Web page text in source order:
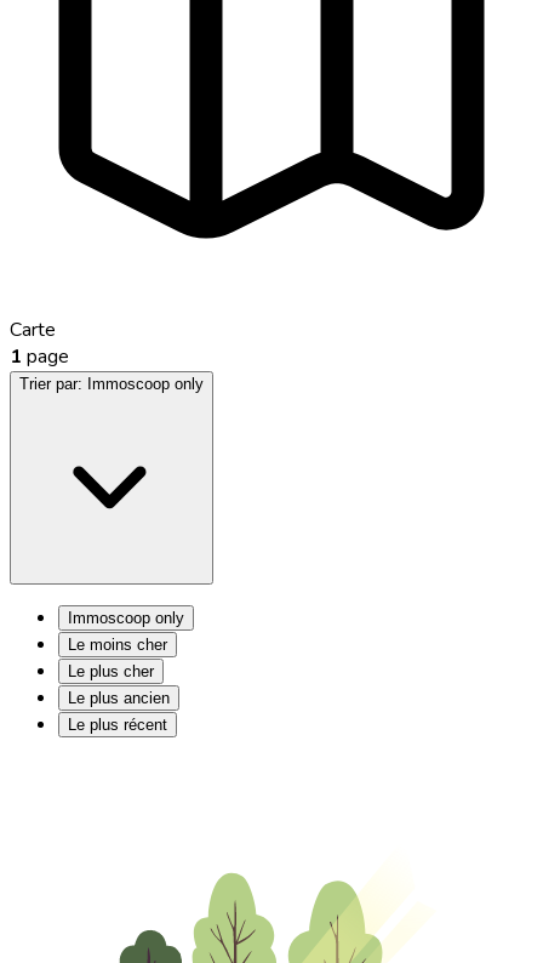
Carte
1 page
Trier par: Immoscoop only
Immoscoop only
Le moins cher
Le plus cher
Le plus ancien
Le plus récent